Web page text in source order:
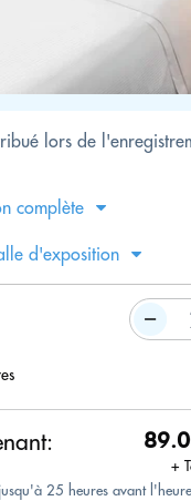
lors de
complète
d'exposition
+
25 heures avant